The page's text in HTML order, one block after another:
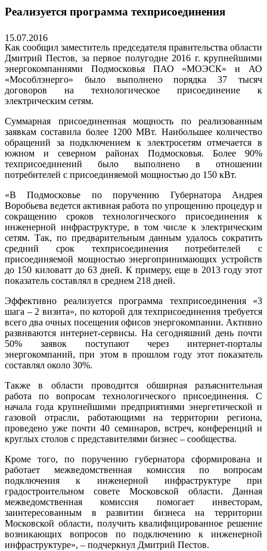
Реализуется программа техприсоединения
15.07.2016
Как сообщил заместитель председателя правительства области
Дмитрий Пестов, за первое полугодие 2016 г. крупнейшими
энергокомпаниями Подмосковья ПАО «МОЭСК» и АО
«Мособлэнерго» было выполнено порядка 37 тысяч
договоров на технологическое присоединение к
электрическим сетям.
Суммарная присоединенная мощность по реализованным
заявкам составила более 1200 МВт. Наибольшее количество
обращений за подключением к электросетям отмечается в
южном и северном районах Подмосковья. Более 90%
техприсоединений было выполнено в отношении
потребителей с присоединяемой мощностью до 150 кВт.
«В Подмосковье по поручению Губернатора Андрея
Воробьева ведется активная работа по упрощению процедур и
сокращению сроков технологического присоединения к
инженерной инфраструктуре, в том числе к электрическим
сетям. Так, по предварительным данным удалось сократить
средний срок техприсоединения потребителей с
присоединяемой мощностью энергопринимающих устройств
до 150 киловатт до 63 дней. К примеру, еще в 2013 году этот
показатель составлял в среднем 218 дней.
Эффективно реализуется программа техприсоединения «3
шага – 2 визита», по которой для техприсоединения требуется
всего два очных посещения офисов энергокомпании. Активно
развиваются интернет-сервисы. На сегодняшний день почти
50% заявок поступают через интернет-порталы
энергокомпаний, при этом в прошлом году этот показатель
составлял около 30%.
Также в области проводится обширная разъяснительная
работа по вопросам технологического присоединения. С
начала года крупнейшими предприятиями энергетической и
газовой отрасли, работающими на территории региона,
проведено уже почти 40 семинаров, встреч, конференций и
круглых столов с представителями бизнес – сообщества.
Кроме того, по поручению губернатора сформирована и
работает межведомственная комиссия по вопросам
подключения к инженерной инфраструктуре при
градостроительном совете Московской области. Данная
межведомственная комиссия помогает инвесторам,
заинтересованным в развитии бизнеса на территории
Московской области, получить квалифицированное решение
возникающих вопросов по подключению к инженерной
инфраструктуре», – подчеркнул Дмитрий Пестов.